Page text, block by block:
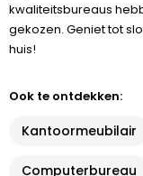
kwaliteitsbureaus
gekozen. Geniet tot
huis!
Ook te ontdekken:
Kantoormeubilair
Computerbureau